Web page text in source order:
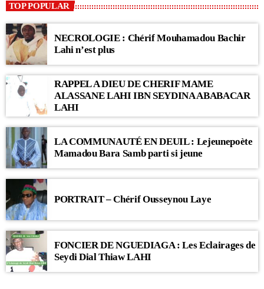
TOP POPULAR
NECROLOGIE : Chérif Mouhamadou Bachir
Lahi n’est plus
RAPPEL A DIEU DE CHERIF MAME
ALASSANE LAHI IBN SEYDINA ABABACAR
LAHI
LA COMMUNAUTÉ EN DEUIL : Lejeunepoète
Mamadou Bara Samb parti si jeune
PORTRAIT – Chérif Ousseynou Laye
FONCIER DE NGUEDIAGA : Les Eclairages de
Seydi Dial Thiaw LAHI